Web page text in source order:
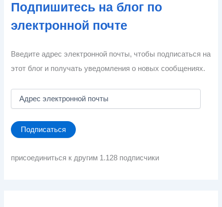
Подпишитесь на блог по
электронной почте
Введите адрес электронной почты, чтобы подписаться на
этот блог и получать уведомления о новых сообщениях.
е
с
е
Подписаться
присоединиться к другим 1.128 подписчики